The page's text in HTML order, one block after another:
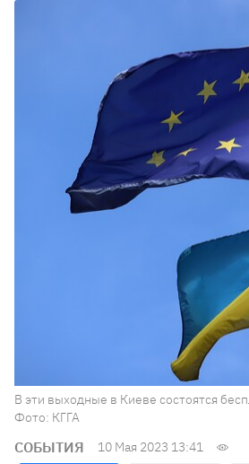
В эти выходные в Киеве состоятся
Фото: КГГА
СОБЫТИЯ 10 Мая 2023 13:41